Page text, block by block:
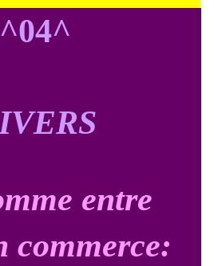
^04^
entre
commerce: